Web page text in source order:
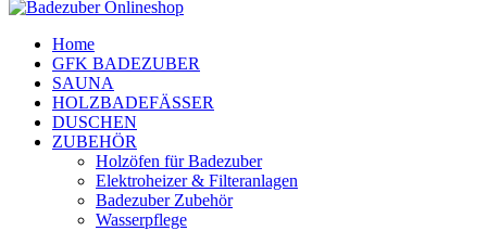
Home
GFK BADEZUBER
SAUNA
HOLZBADEFÄSSER
DUSCHEN
ZUBEHÖR
Holzöfen für Badezuber
Elektroheizer & Filteranlagen
Badezuber Zubehör
Wasserpflege